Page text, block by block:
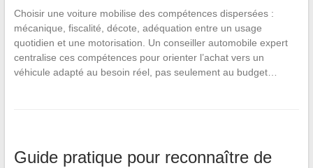
Choisir une voiture mobilise des compétences dispersées :
mécanique, fiscalité, décote, adéquation entre un usage
quotidien et une motorisation. Un conseiller automobile expert
centralise ces compétences pour orienter l’achat vers un
véhicule adapté au besoin réel, pas seulement au budget…
Guide pratique pour reconnaître de